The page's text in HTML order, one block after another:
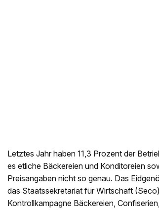
Letztes Jahr haben 11,3 Prozent der
es etliche Bäckereien und Konditoreien
Preisangaben nicht so genau. Das
das Staatssekretariat für Wirtschaft
Kontrollkampagne Bäckereien,